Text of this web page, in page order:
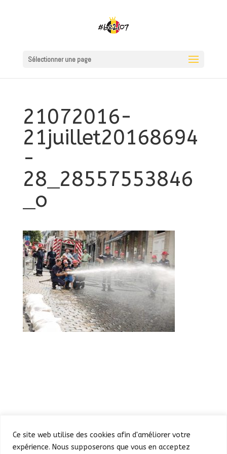
Ce site web utilise des cookies afin d'améliorer votre
expérience. Nous supposerons que vous en acceptez
Sélectionner une page
21072016-
21juillet20168694
-
28_28557553846
_o